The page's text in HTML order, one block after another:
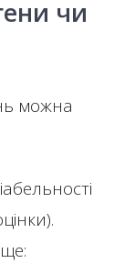
чи
можна